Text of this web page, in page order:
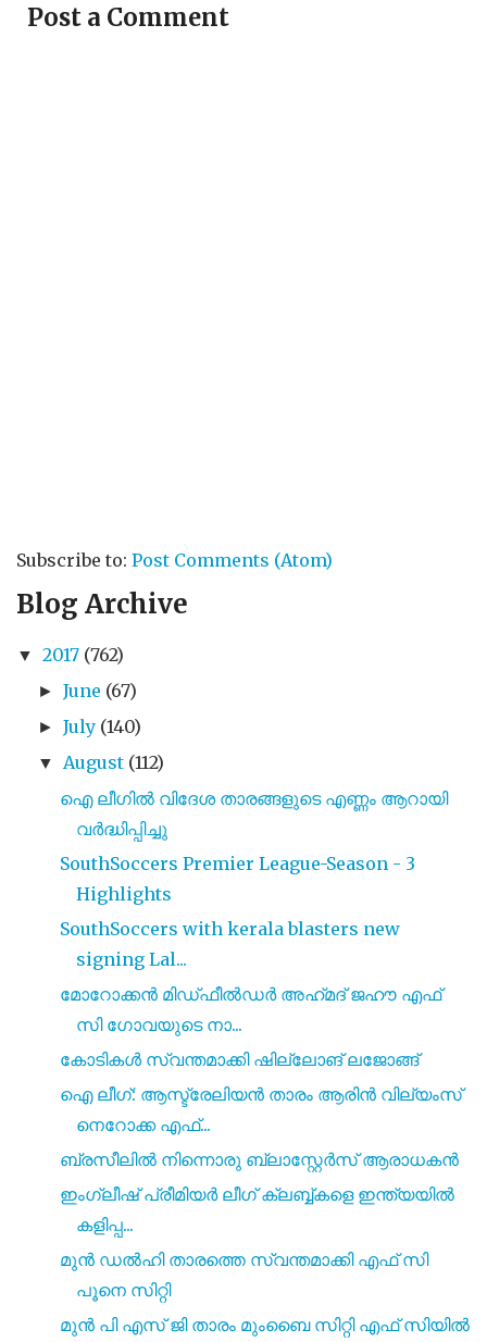
Post a Comment
Subscribe to: Post Comments (Atom)
Blog Archive
▼ 2017 (762)
►June (67)
►July (140)
▼ August (112)
ഐ ലീഗിൽ വിദേശ താരങ്ങളുടെ എണ്ണം ആറായി
വർദ്ധിപ്പിച്ചു
SouthSoccers Premier League-Season - 3
Highlights
SouthSoccers with kerala blasters new
signing Lal...
മോറോക്കൻ മിഡ്‌ഫീൽഡർ അഹ്‌മദ്‌ ജഹൗ എഫ്
സി ഗോവയുടെ നാ...
കോടികൾ സ്വന്തമാക്കി ഷില്ലോങ് ലജോങ്ങ്
ഐ ലീഗ്: ആസ്ട്രേലിയൻ താരം ആരിൻ വില്യംസ്
നെറോക്ക എഫ്...
ബ്രസീലിൽ നിന്നൊരു ബ്ലാസ്റ്റേർസ് ആരാധകൻ
ഇംഗ്ലീഷ് പ്രീമിയർ ലീഗ് ക്ലബ്ബ്കളെ ഇന്ത്യയിൽ
കളിപ്പ...
മുൻ ഡൽഹി താരത്തെ സ്വന്തമാക്കി എഫ് സി
പൂനെ സിറ്റി
മുൻ പി എസ് ജി താരം മുംബൈ സിറ്റി എഫ് സിയിൽ